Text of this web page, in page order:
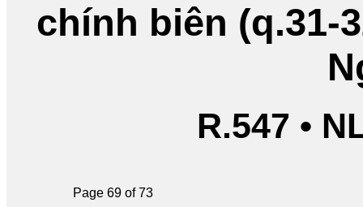
chính biên (q.31-
R.547 •
Page 69 of 73